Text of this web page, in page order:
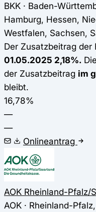
BKK · Baden-
Hamburg, Hessen,
Westfalen, Sachsen,
Der Zusatzbeitrag der
01.05.2025 2,18%.
der Zusatzbeitrag im
bleibt.
16,78%
—
—
Onlineantrag
AOK Rheinland-Pfalz/
AOK · Rheinland-